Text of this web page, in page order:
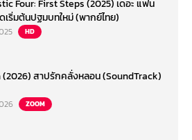
Four: First Steps (2025) เดอะ แฟน
ริ่มต้นปฐมบทใหม่ (พากย์ไทย)
HD
สาปรักคลั่งหลอน (SoundTrack)
ZOOM